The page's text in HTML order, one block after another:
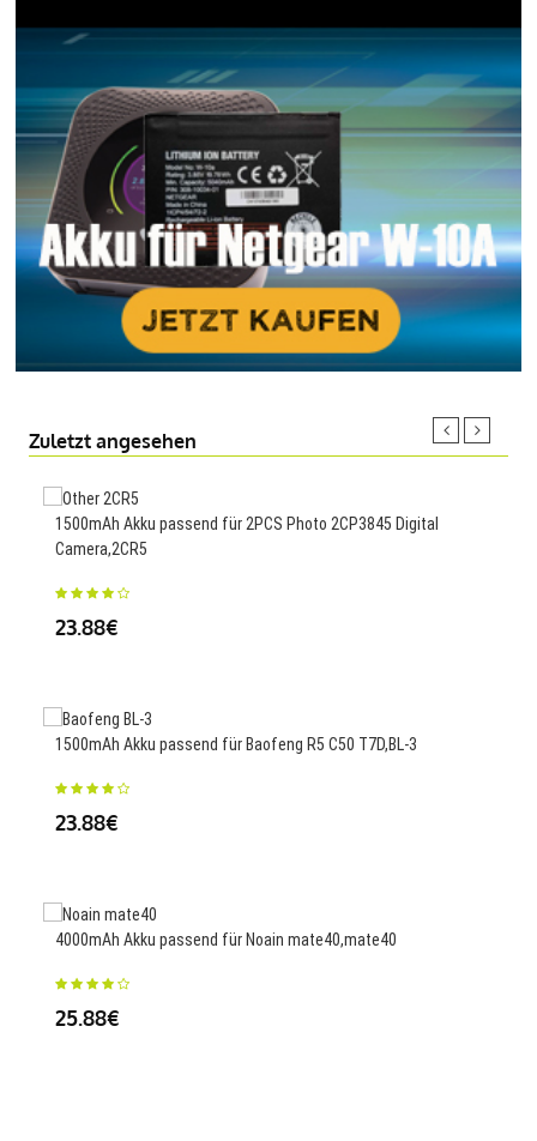
Zuletzt angesehen
1500mAh Akku passend für 2PCS Photo 2CP3845 Digital
Camera,2CR5
23.88€
1500mAh Akku passend für Baofeng R5 C50 T7D,BL-3
23.88€
4000mAh Akku passend für Noain mate40,mate40
25.88€